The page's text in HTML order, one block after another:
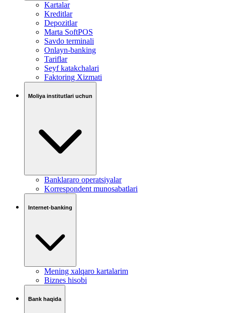
Kartalar
Kreditlar
Depozitlar
Marta SoftPOS
Savdo terminali
Onlayn-banking
Tariflar
Seyf katakchalari
Faktoring Xizmati
Moliya institutlari uchun
Banklararo operatsiyalar
Korrespondent munosabatlari
Internet-banking
Mening xalqaro kartalarim
Biznes hisobi
Bank haqida